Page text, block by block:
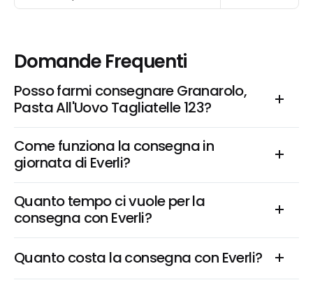
Domande Frequenti
Posso farmi consegnare Granarolo,
Pasta All'Uovo Tagliatelle 123?
Come funziona la consegna in
giornata di Everli?
Quanto tempo ci vuole per la
consegna con Everli?
Quanto costa la consegna con Everli?